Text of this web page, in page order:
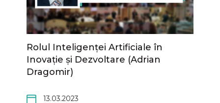
Rolul Inteligenței Artificiale în
Inovație și Dezvoltare (Adrian
Dragomir)
13.03.2023